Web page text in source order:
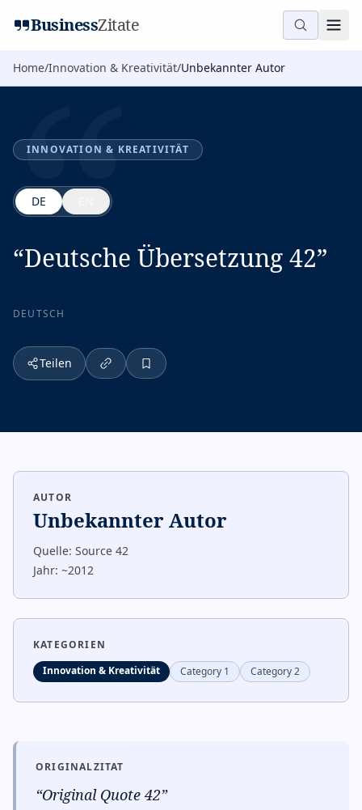
BusinessZitate
Home/Innovation & Kreativität/Unbekannter Autor
“
INNOVATION & KREATIVITÄT
DE
“Deutsche Übersetzung 42”
DEUTSCH
Teilen
AUTOR
Unbekannter Autor
Quelle: Source 42
Jahr: ~2012
KATEGORIEN
Innovation & Kreativität
Category 1 Category 2
ORIGINALZITAT
“Original Quote 42”